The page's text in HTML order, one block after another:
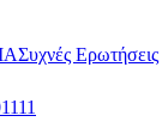
Συχνές Ερωτήσεις